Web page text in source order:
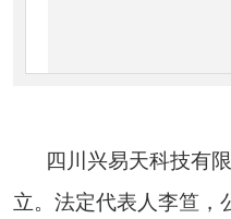
四川兴易天科技有限
立。法定代表人李笪，